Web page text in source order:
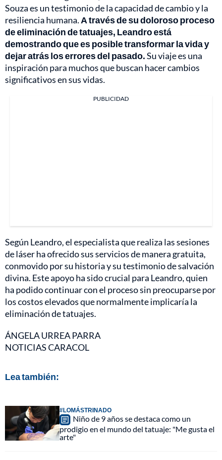
Souza es un testimonio de la capacidad de cambio y la
resiliencia humana. A través de su doloroso proceso
de eliminación de tatuajes, Leandro está
demostrando que es posible transformar la vida y
dejar atrás los errores del pasado.Su viaje es una
inspiración para muchos que buscan hacer cambios
significativos en sus vidas.
PUBLICIDAD
Según Leandro, el especialista que realiza las sesiones
de láser ha ofrecido sus servicios de manera gratuita,
conmovido por su historia y su testimonio de salvación
divina. Este apoyo ha sido crucial para Leandro, quien
ha podido continuar con el proceso sin preocuparse por
los costos elevados que normalmente implicaría la
eliminación de tatuajes.
ÁNGELA URREA PARRA
NOTICIAS CARACOL
Lea también:
#LOMÁSTRINADO
Niño de 9 años se destaca como un
prodigio en el mundo del tatuaje: "Me gusta el
arte"